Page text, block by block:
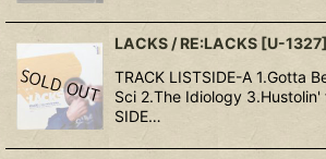
LACKS / RE:LACKS [U-1327]
TRACK LISTSIDE-A 1.Gotta
Sci 2.The Idiology
SIDE…